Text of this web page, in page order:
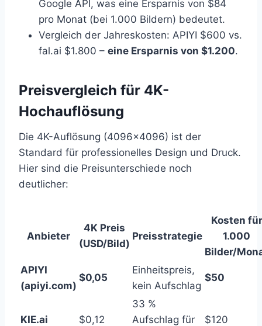
Google API, was eine Ersparnis von $84
pro Monat (bei 1.000 Bildern) bedeutet.
Vergleich der Jahreskosten: APIYI $600 vs.
fal.ai $1.800 – eine Ersparnis von $1.200.
Preisvergleich für 4K-
Hochauflösung
Die 4K-Auflösung (4096×4096) ist der
Standard für professionelles Design und Druck.
Hier sind die Preisunterschiede noch
deutlicher:
Anbieter
4K Preis
(USD/Bild)
Preisstrategie
Kosten für
1.000
Bilder/
APIYI
(apiyi.com)
$0,05
Einheitspreis,
kein Aufschlag
$50
KIE.ai $0,12
33 %
Aufschlag für
$120